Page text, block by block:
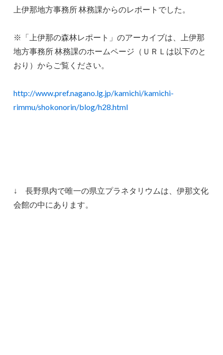
上伊那地方事務所 林務課からのレポートでした。
※「上伊那の森林レポート」のアーカイブは、上伊那
地方事務所 林務課のホームページ（ＵＲＬは以下のと
おり）からご覧ください。
http://www.pref.nagano.lg.jp/kamichi/kamichi-
rimmu/shokonorin/blog/h28.html
↓ 長野県内で唯一の県立プラネタリウムは、伊那文化
会館の中にあります。